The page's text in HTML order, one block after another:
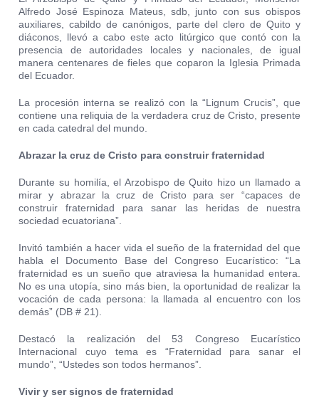
Alfredo José Espinoza Mateus, sdb, junto con sus obispos
auxiliares, cabildo de canónigos, parte del clero de Quito y
diáconos, llevó a cabo este acto litúrgico que contó con la
presencia de autoridades locales y nacionales, de igual
manera centenares de fieles que coparon la Iglesia Primada
del Ecuador.
La procesión interna se realizó con la “Lignum Crucis”, que
contiene una reliquia de la verdadera cruz de Cristo, presente
en cada catedral del mundo.
Abrazar la cruz de Cristo para construir fraternidad
Durante su homilía, el Arzobispo de Quito hizo un llamado a
mirar y abrazar la cruz de Cristo para ser “capaces de
construir fraternidad para sanar las heridas de nuestra
sociedad ecuatoriana”.
Invitó también a hacer vida el sueño de la fraternidad del que
habla el Documento Base del Congreso Eucarístico: “La
fraternidad es un sueño que atraviesa la humanidad entera.
No es una utopía, sino más bien, la oportunidad de realizar la
vocación de cada persona: la llamada al encuentro con los
demás” (DB # 21).
Destacó la realización del 53 Congreso Eucarístico
Internacional cuyo tema es “Fraternidad para sanar el
mundo”, “Ustedes son todos hermanos”.
Vivir y ser signos de fraternidad